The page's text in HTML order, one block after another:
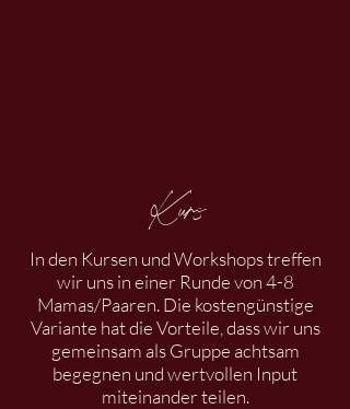
Kurs
In den Kursen und Workshops treffen
wir uns in einer Runde von 4-8
Mamas/Paaren. Die kostengünstige
Variante hat die Vorteile, dass wir uns
gemeinsam als Gruppe achtsam
begegnen und wertvollen Input
miteinander teilen.